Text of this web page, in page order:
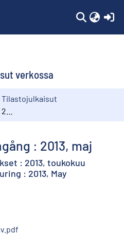
verkossa
Tilastojulkaisut
: 2013, maj
: 2013, toukokuu
: 2013, May